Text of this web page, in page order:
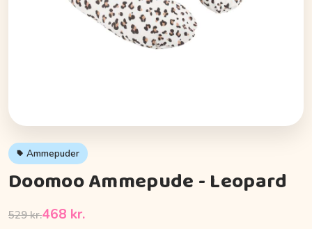
Ammepuder
Doomoo Ammepude - Leopard
529 kr.468 kr.